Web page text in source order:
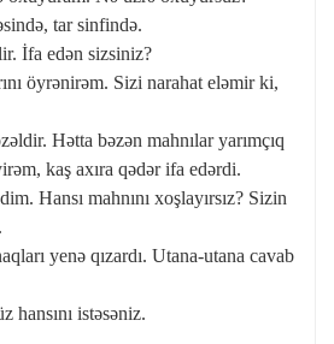
tar sinfində.
İfa edən sizsiniz?
öyrənirəm. Sizi narahat eləmir ki,
Hətta bəzən mahnılar yarımçıq
kaş axıra qədər ifa edərdi.
Hansı mahnını xoşlayırsız? Sizin
yenə qızardı. Utana-utana cavab
hansını istəsəniz.